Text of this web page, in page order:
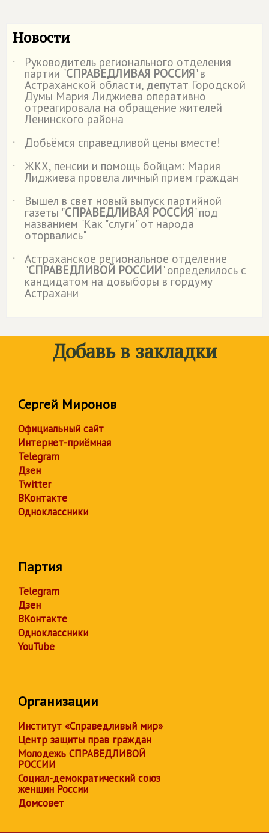
Новости
˙ Руководитель регионального отделения
партии "СПРАВЕДЛИВАЯ РОССИЯ" в
Астраханской области, депутат Городской
Думы Мария Лиджиева оперативно
отреагировала на обращение жителей
Ленинского района
˙
Добьёмся справедливой цены вместе!
˙
ЖКХ, пенсии и помощь бойцам: Мария
Лиджиева провела личный прием граждан
˙
Вышел в свет новый выпуск партийной
газеты "СПРАВЕДЛИВАЯ РОССИЯ" под
названием "Как "слуги" от народа
оторвались"
˙
Астраханское региональное отделение
"СПРАВЕДЛИВОЙ РОССИИ" определилось с
кандидатом на довыборы в гордуму
Астрахани
Добавь в закладки
Сергей Миронов
Официальный сайт
Интернет-приёмная
Telegram
Дзен
Twitter
ВКонтакте
Одноклассники
Партия
Telegram
Дзен
ВКонтакте
Одноклассники
YouTube
Организации
Институт «Справедливый мир»
Центр защиты прав граждан
Молодежь СПРАВЕДЛИВОЙ
РОССИИ
Социал-демократический союз
женщин России
Домсовет